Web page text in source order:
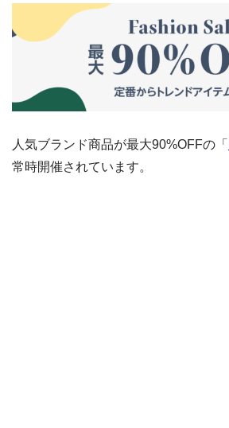
人気ブランド商品が最大90%OFFの「
常時開催されています。